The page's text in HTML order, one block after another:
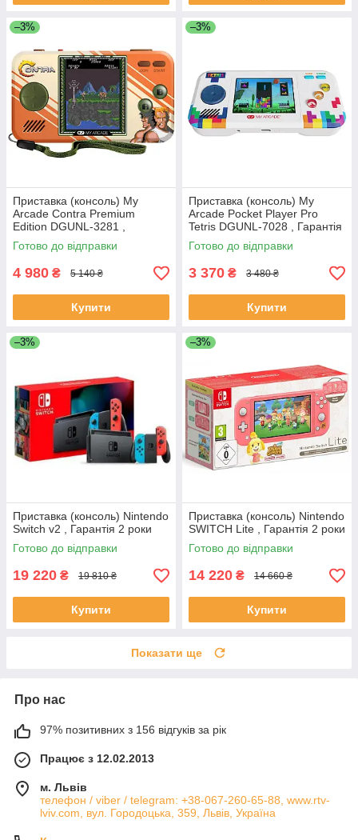
–3%
Приставка (консоль) My
Arcade Contra Premium
Edition DGUNL-3281 ,
Гарантія 2 роки
Готово до відправки
4 980 ₴ 5 140 ₴
Купити
–3%
Приставка (консоль) My
Arcade Pocket Player Pro
Tetris DGUNL-7028 , Гарантія
2 роки
Готово до відправки
3 370 ₴ 3 480 ₴
Купити
–3%
Приставка (консоль) Nintendo
Switch v2 , Гарантія 2 роки
Готово до відправки
19 220 ₴ 19 810 ₴
Купити
–3%
Приставка (консоль) Nintendo
SWITCH Lite , Гарантія 2 роки
Готово до відправки
14 220 ₴ 14 660 ₴
Купити
Показати ще
Про нас
97% позитивних з 156 відгуків за рік
Працює з 12.02.2013
м. Львів
телефон / viber / telegram: +38-067-260-65-88, www.rtv-
lviv.com, вул. Городоцька, 359, Львів, Україна